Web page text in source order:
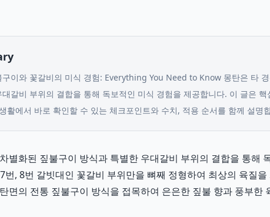
구이와 꽃갈비의 미식 경험: Everything You Need to Know 몽탄은 타
갈비 부위의 결합을 통해 독보적인 미식 경험을 제공합니다. 이 글은 핵
활에서 바로 확인할 수 있는 체크포인트와 수치, 적용 순서를 함께 설명
별화된 짚불구이 방식과 특별한 우대갈비 부위의 결합을 통해
번, 8번 갈빗대인 꽃갈비 부위만을 뼈째 정형하여 최상의 육질
면의 전통 짚불구이 방식을 접목하여 은은한 짚불 향과 풍부한